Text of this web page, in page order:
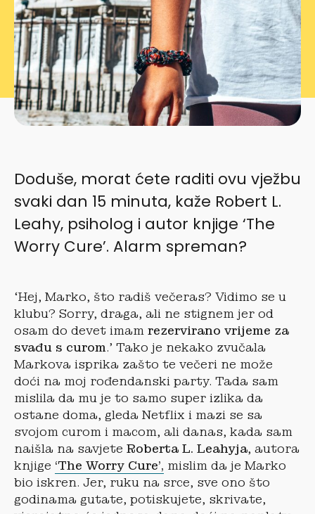
Doduše, morat ćete raditi ovu vježbu
svaki dan 15 minuta, kaže Robert L.
Leahy, psiholog i autor knjige ‘The
Worry Cure’. Alarm spreman?
‘Hej, Marko, što radiš večeras? Vidimo se u
klubu? Sorry, draga, ali ne stignem jer od
osam do devet imam rezervirano vrijeme za
svađu s curom.’ Tako je nekako zvučala
Markova isprika zašto te večeri ne može
doći na moj rođendanski party. Tada sam
mislila da mu je to samo super izlika da
ostane doma, gleda Netflix i mazi se sa
svojom curom i macom, ali danas, kada sam
naišla na savjete Roberta L. Leahyja, autora
knjige ‘The Worry Cure’, mislim da je Marko
bio iskren. Jer, ruku na srce, sve ono što
godinama gutate, potiskujete, skrivate,